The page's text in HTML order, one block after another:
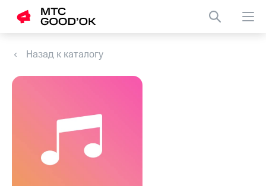
Назад к каталогу